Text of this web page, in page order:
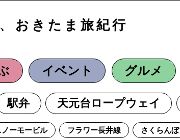
おきたま旅紀行
イベント グルメ
駅弁 天元台ロープウェイ
ノーモービル フラワー長井線 さくらんぼ